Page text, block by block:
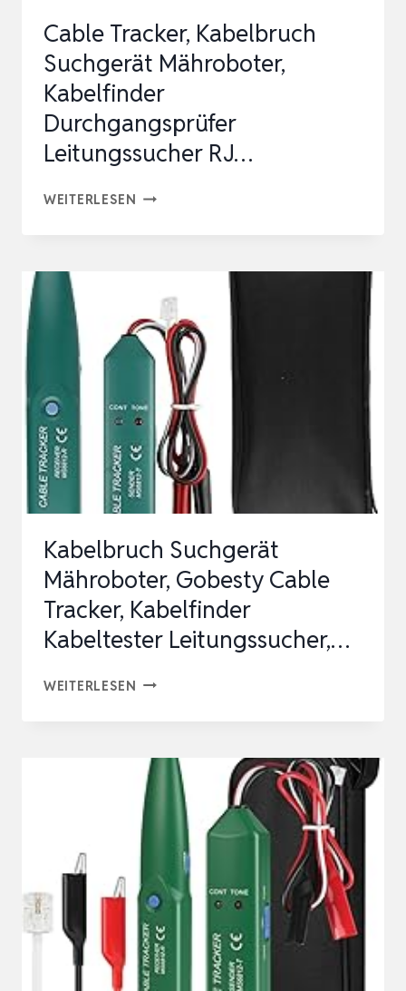
SETUP…
Cable Tracker, Kabelbruch
Suchgerät Mähroboter,
Kabelfinder
Durchgangsprüfer
Leitungssucher RJ…
WEITERLESEN CABLE
MÄHROBOTER,
KABELFINDER
DURCHGANGSPRÜFER
LEITUNGSSUCHER
RJ…
Kabelbruch Suchgerät
Mähroboter, Gobesty Cable
Tracker, Kabelfinder
Kabeltester Leitungssucher,…
WEITERLESEN KABELBRUCH
GOBESTY
CABLE
TRACKER,
KABELFINDER
KABELTESTER
LEITUNGSSUCHER,
…